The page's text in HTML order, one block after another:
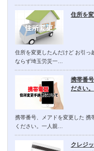
住所を
住所を変更したんだけど お引っ
ならず埼玉労災一…
携帯番
ださい。
携帯番号、メアドを変更した 携
ください。一人親…
クレジ